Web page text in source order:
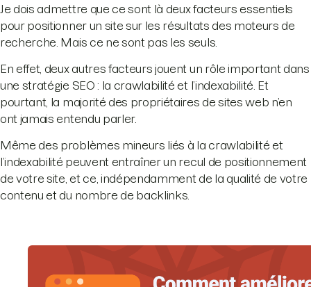
Je dois admettre que ce sont là deux facteurs essentiels
pour positionner un site sur les résultats des moteurs de
recherche. Mais ce ne sont pas les seuls.
En effet, deux autres facteurs jouent un rôle important dans
une stratégie SEO : la crawlabilité et l’indexabilité. Et
pourtant, la majorité des propriétaires de sites web n’en
ont jamais entendu parler.
Même des problèmes mineurs liés à la crawlabilité et
l’indexabilité peuvent entraîner un recul de positionnement
de votre site, et ce, indépendamment de la qualité de votre
contenu et du nombre de backlinks.